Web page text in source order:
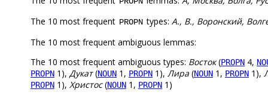
The 10 most frequent PROPN types: А., В., Воронский,
The 10 most frequent ambiguous lemmas:
The 10 most frequent ambiguous types: Восток(PROPN 4,
PROPN 1), Дукат(NOUN 1, PROPN 1), Лира (NOUN 1, PROPN 1),
PROPN 1), Христос(NOUN 1, PROPN 1)